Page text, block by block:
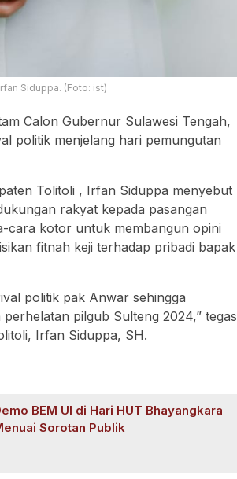
Siduppa. (Foto: ist)
Calon Gubernur Sulawesi Tengah,
politik menjelang hari pemungutan
Tolitoli , Irfan Siduppa menyebut
rakyat kepada pasangan
cara kotor untuk membangun opini
fitnah keji terhadap pribadi bapak
politik pak Anwar sehingga
pilgub Sulteng 2024,” tegas
Irfan Siduppa, SH.
BEM UI di Hari HUT Bhayangkara
Sorotan Publik